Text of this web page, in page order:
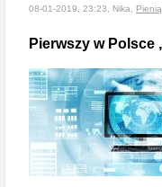
08-01-2019, 23:23, Nika,
Pierwszy w Polsce